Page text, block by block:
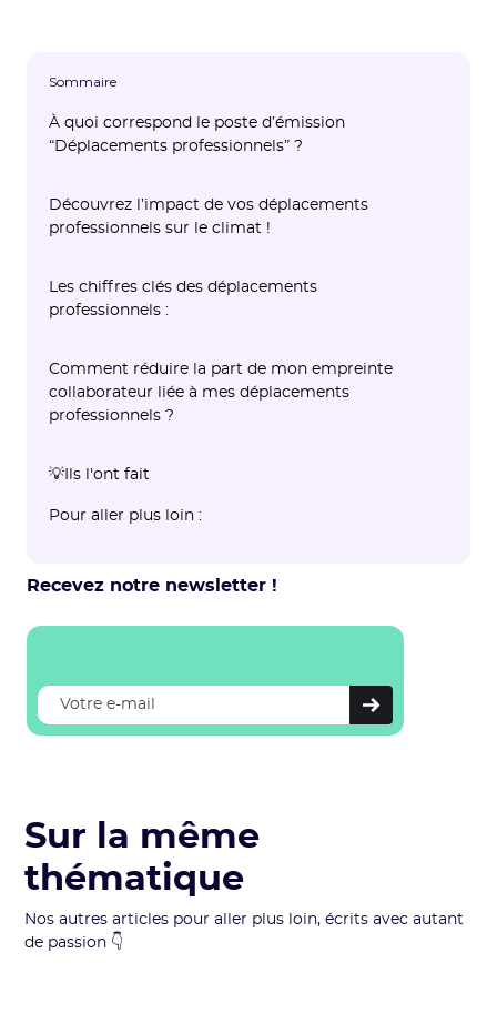
Sommaire
À quoi correspond le poste d’émission
“Déplacements professionnels” ?
Découvrez l’impact de vos déplacements
professionnels sur le climat !
Les chiffres clés des déplacements
professionnels :
Comment réduire la part de mon empreinte
collaborateur liée à mes déplacements
professionnels ?
💡Ils l'ont fait
Pour aller plus loin :
Recevez notre newsletter !
Sur la même
thématique
Nos autres articles pour aller plus loin, écrits avec autant
de passion 👇